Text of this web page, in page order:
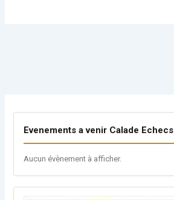
Evenements a venir Calade Echecs
Aucun évènement à afficher.